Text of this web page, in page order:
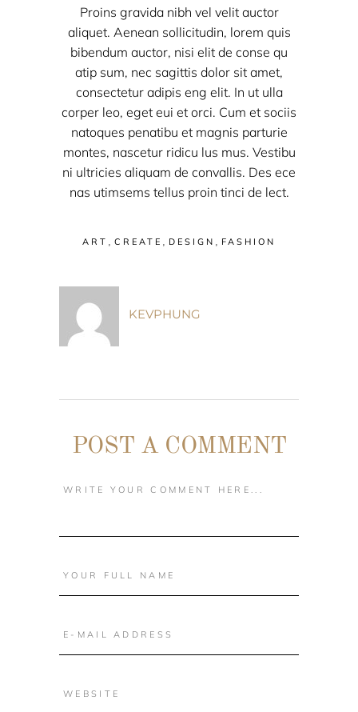
Proins gravida nibh vel velit auctor
aliquet. Aenean sollicitudin, lorem quis
bibendum auctor, nisi elit de conse qu
atip sum, nec sagittis dolor sit amet,
consectetur adipis eng elit. In ut ulla
corper leo, eget eui et orci. Cum et sociis
natoques penatibu et magnis parturie
montes, nascetur ridicu lus mus. Vestibu
ni ultricies aliquam de convallis. Des ece
nas utimsems tellus proin tinci de lect.
ART , CREATE , DESIGN , FASHION
KEVPHUNG
POST A COMMENT